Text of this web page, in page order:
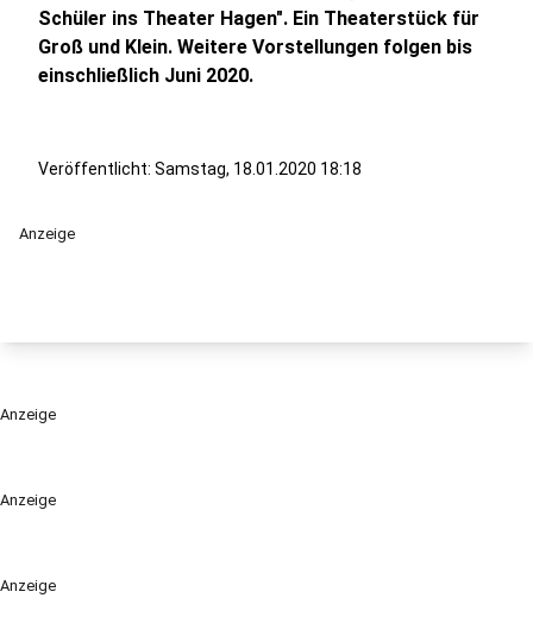
Anzeige
Anzeige
Schüler ins Theater Hagen". Ein Theaterstück für
Groß und Klein. Weitere Vorstellungen folgen bis
einschließlich Juni 2020.
Veröffentlicht: Samstag, 18.01.2020 18:18
Anzeige
Anzeige